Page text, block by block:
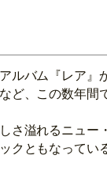
ルバム『レア』
ど、この数年
さ溢れるニュー
クともなって